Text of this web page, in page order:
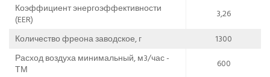
Коэффициент энергоэффективности
(EER)
3,26
Количество фреона заводское, г
1300
Расход воздуха минимальный, м3/час -
ТМ
600